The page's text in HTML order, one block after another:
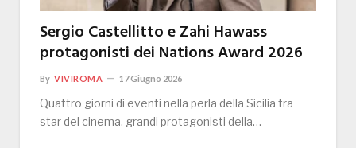
Sergio Castellitto e Zahi Hawass
protagonisti dei Nations Award 2026
By VIVIROMA 17 Giugno 2026
Quattro giorni di eventi nella perla della Sicilia tra
star del cinema, grandi protagonisti della…